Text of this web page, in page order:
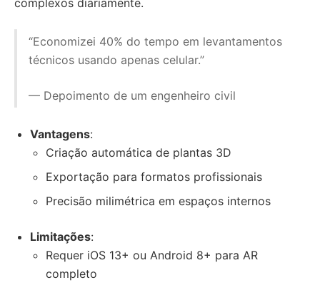
complexos diariamente.
“Economizei 40% do tempo em levantamentos
técnicos usando apenas celular.”
— Depoimento de um engenheiro civil
Vantagens:
Criação automática de plantas 3D
Exportação para formatos profissionais
Precisão milimétrica em espaços internos
Limitações:
Requer iOS 13+ ou Android 8+ para AR
completo